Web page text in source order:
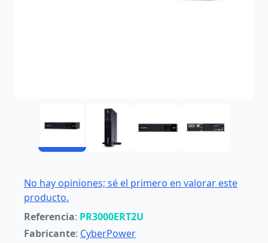
No hay opiniones; sé el primero en valorar este
producto.
Referencia: PR3000ERT2U
Fabricante: CyberPower